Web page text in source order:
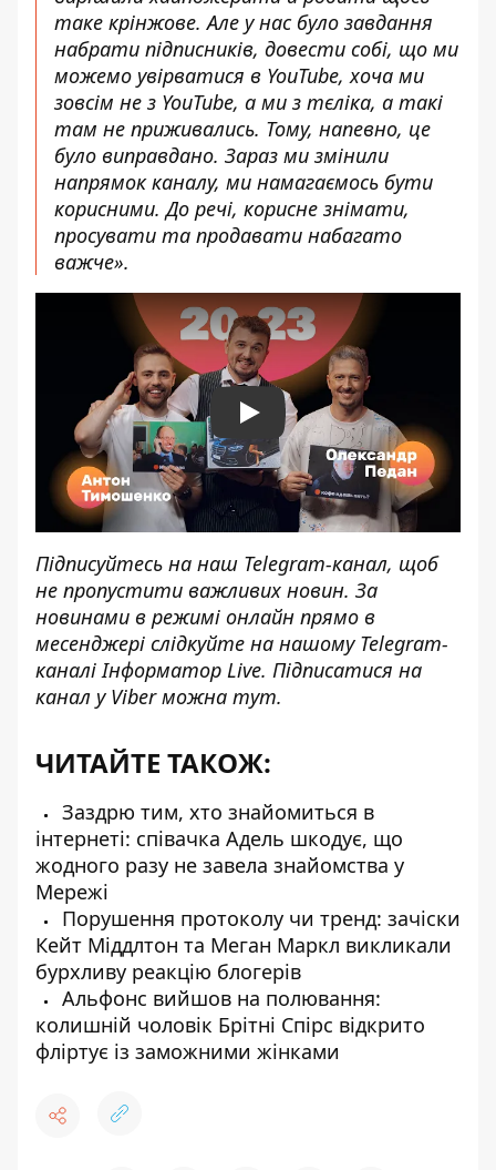
таке крінжове. Але у нас було завдання
набрати підписників, довести собі, що ми
можемо увірватися в YouTube, хоча ми
зовсім не з YouTube, а ми з тєліка, а такі
там не приживались. Тому, напевно, це
було виправдано. Зараз ми змінили
напрямок каналу, ми намагаємось бути
корисними. До речі, корисне знімати,
просувати та продавати набагато
важче».
Play
Підписуйтесь на наш Telegram-канал, щоб
не пропустити важливих новин. За
новинами в режимі онлайн прямо в
месенджері слідкуйте на нашому Telegram-
каналіІнформатор Live. Підписатися на
канал у Viber можна тут.
ЧИТАЙТЕ ТАКОЖ:
Заздрю тим, хто знайомиться в
інтернеті: співачка Адель шкодує, що
жодного разу не завела знайомства у
Мережі
Порушення протоколу чи тренд: зачіски
Кейт Міддлтон та Меган Маркл викликали
бурхливу реакцію блогерів
Альфонс вийшов на полювання:
колишній чоловік Брітні Спірс відкрито
фліртує із заможними жінками